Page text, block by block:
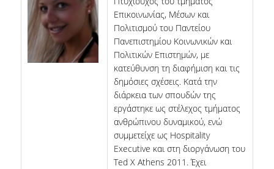
HR STORIES
ΕΡΕΥΝΑ
ΕΡΓΑΣΤΗΡΙΟ ΔΑΔ
ΔΙΠΛΩΜΑΤΙΚΕΣ ΕΡΓΑΣΙΕΣ
HR CASE STUDY SERIES
ΣΥΝΕΙΣΦΕΡΟΝΤΑΣ ΣΤΗΝ ΕΡΕΥΝΑ
Επικοινωνίας, Μέσων και
Πολιτισμού του Παντείου
Πανεπιστημίου Κοινωνικών και
Πολιτικών Επιστημών, με
κατεύθυνση τη διαφήμιση και τις
δημόσιες σχέσεις. Κατά την
διάρκεια των σπουδών της
εργάστηκε ως στέλεχος τμήματος
ανθρώπινου δυναμικού, ενώ
συμμετείχε ως Hospitality
Executive και στη διοργάνωση του
Ted X Athens 2011. Έχει